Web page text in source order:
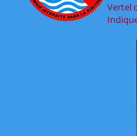
Vertel